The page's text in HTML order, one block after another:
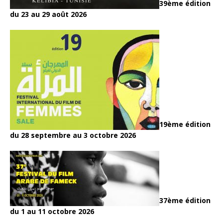
39ème édition
du 23 au 29 août 2026
19ème édition
du 28 septembre au 3 octobre 2026
37ème édition
du 1 au 11 octobre 2026